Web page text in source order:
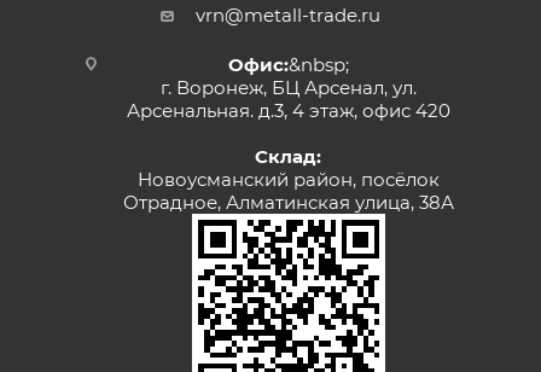
vrn@metall-trade.ru
Офис:&nbsp;
г. Воронеж, БЦ Арсенал, ул.
Арсенальная. д.3, 4 этаж, офис 420
Склад:
Новоусманский район, посёлок
Отрадное, Алматинская улица, 38А